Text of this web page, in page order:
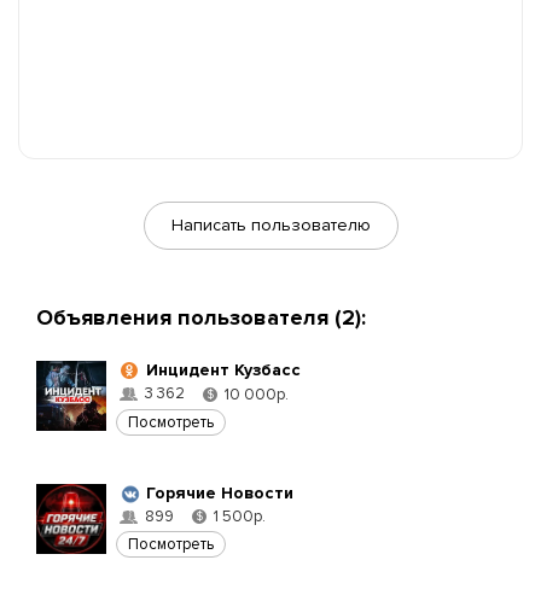
Написать пользователю
Объявления пользователя (2):
Инцидент Кузбасс
3 362 $
10 000р.
Посмотреть
Горячие Новости
899 $
1 500р.
Посмотреть